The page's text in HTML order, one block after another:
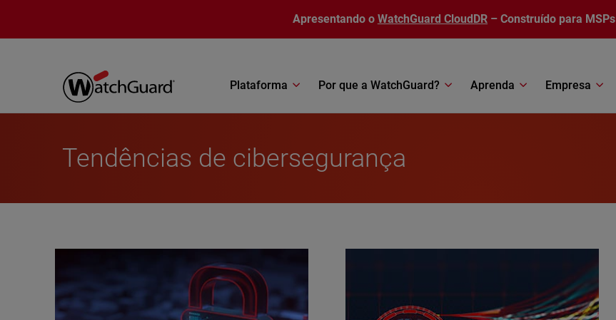
Apresentando o WatchGuard CloudDR – Construído para MSPs
Plataforma Por que a WatchGuard? Aprenda Empresa
Tendências de cibersegurança